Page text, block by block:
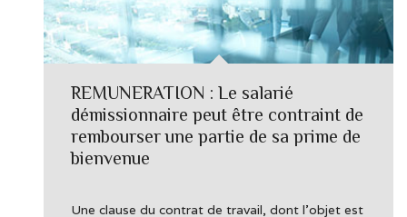
REMUNERATION : Le salarié
démissionnaire peut être contraint de
rembourser une partie de sa prime de
bienvenue
Une clause du contrat de travail, dont l’objet est